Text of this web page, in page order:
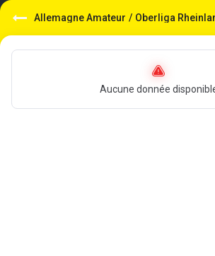
Allemagne Amateur / Oberliga
Aucune donnée